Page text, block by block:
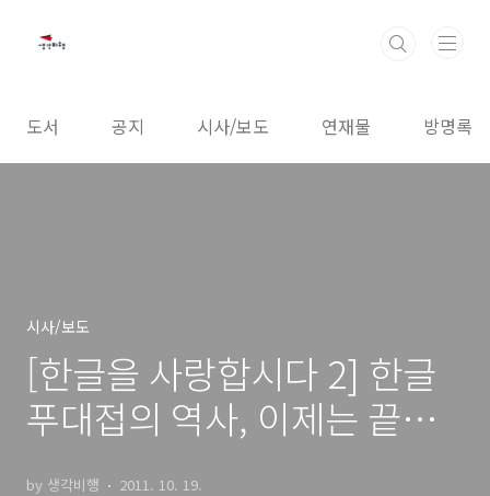
도서 공지 시사/보도 연재물 방명록
시사/보도
[한글을 사랑합시다 2] 한글
푸대접의 역사, 이제는 끝냅
by 생각비행 2011. 10. 19.